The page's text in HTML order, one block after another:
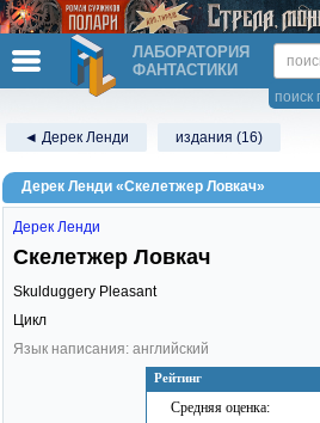
ЛАБОРАТОРИЯ
ФАНТАСТИКИ
поиск
◄ Дерек Ленди издания (16)
Дерек Ленди «Скелетжер Ловкач»
Рейтинг
Средняя оценка:
Дерек Ленди
Скелетжер Ловкач
Skulduggery Pleasant
Цикл
Язык написания: английский